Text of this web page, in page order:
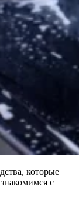
которые
с